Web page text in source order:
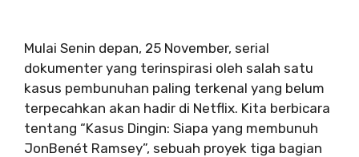
Mulai Senin depan, 25 November, serial
dokumenter yang terinspirasi oleh salah satu
kasus pembunuhan paling terkenal yang belum
terpecahkan akan hadir di Netflix. Kita berbicara
tentang “Kasus Dingin: Siapa yang membunuh
JonBenét Ramsey”, sebuah proyek tiga bagian